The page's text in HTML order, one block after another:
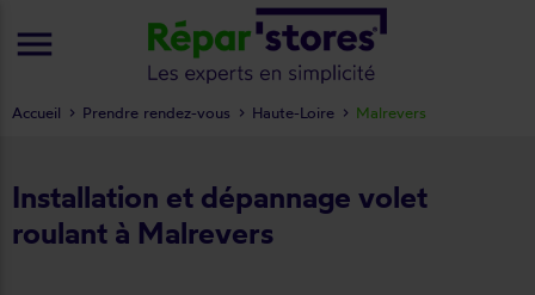
Installation et dépannage volet
roulant à Malrevers
Accueil Prendre rendez-vous Haute-Loire Malrevers
menu